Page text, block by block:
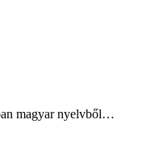
magyar nyelvből…